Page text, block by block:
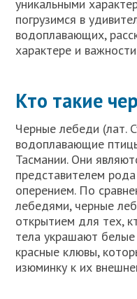
уникальными
погрузимся в
водоплавающих,
характере и
Кто такие
Черные лебеди (лат.
водоплавающие
Тасмании. Они
представителем
оперением. По
лебедями, черные
открытием для тех,
тела украшают
красные клювы,
изюминку к их